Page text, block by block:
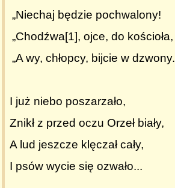
„Niechaj będzie pochwalony!
„Chodźwa[1], ojce, do kościoła,
„A wy, chłopcy, bijcie w
I już niebo poszarzało,
Znikł z przed oczu Orzeł biały,
A lud jeszcze klęczał cały,
I psów wycie się ozwało...